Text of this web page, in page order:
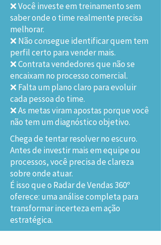
❌ Você investe em treinamento sem
saber onde o time realmente precisa
melhorar.
❌ Não consegue identificar quem tem
perfil certo para vender mais.
❌ Contrata vendedores que não se
encaixam no processo comercial.
❌ Falta um plano claro para evoluir
cada pessoa do time.
❌ As metas viram apostas porque você
não tem um diagnóstico objetivo.
Chega de tentar resolver no escuro.
Antes de investir mais em equipe ou
processos, você precisa de clareza
sobre onde atuar.
É isso que o Radar de Vendas 360º
oferece: uma análise completa para
transformar incerteza em ação
estratégica.